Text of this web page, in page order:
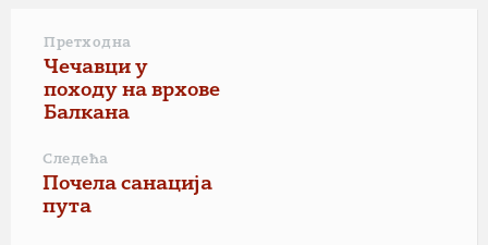
Претходна
Чечавци у
походу на врхове
Балкана
Следећа
Почела санација
пута